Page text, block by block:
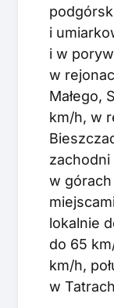
i
i w
w
Małego,
km/h, w
zachodni
w
lokalnie
do 65
km/h,
w